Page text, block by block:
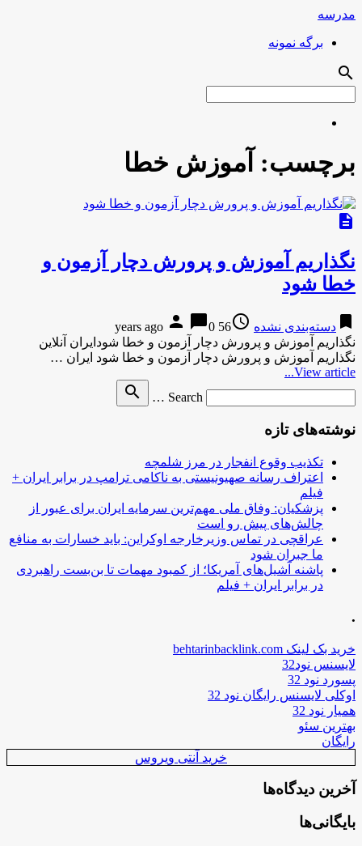
مدرسه
برگه نمونه
search
برچسب: آموزش خطا
description
نگذاریم آموزش و پرورش دچار آزمون و
خطا شود
bookmark دسته‌بندی نشده access_time
56 years ago
person chat_bubble0
نگذاریم آموزش و پرورش دچار آزمون و خطا شودایران آنلاین
نگذاریم آموزش و پرورش دچار آزمون و خطا شود ایران …
View article...
Search …
search
نوشته‌های تازه
تکذیب وقوع انفجار در مرز شلمچه
اعتراف رسانه صهیونیستی به ناکامی ترامپ در برابر ایران +
فیلم
پزشکیان: وفاق ملی مهم‌ترین سرمایه ایران برای عبور از
چالش‌های پیش رو است
عراقچی در تماس وزیرخارجه اوکراین: باید خسارات به منافع
ما جبران شود
پاشنه آشیل‌های آمریکا؛ از کمبود مهمات تا بن‌بست راهبردی
در برابر ایران + فیلم
.
خرید بک لینک behtarinbacklink.com
لایسنس نود32
پسورد نود 32
اوکلی لایسنس رایگان نود 32
همیار نود 32
بهترین سئو
رایگان
خرید آنتی ویروس
آخرین دیدگاه‌ها
بایگانی‌ها